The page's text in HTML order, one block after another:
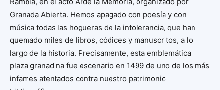
Granada Abierta. Hemos apagado con poesía y con
música todas las hogueras de la intolerancia, que han
quemado miles de libros, códices y manuscritos, a lo
largo de la historia. Precisamente, esta emblemática
plaza granadina fue escenario en 1499 de uno de los más
infames atentados contra nuestro patrimonio